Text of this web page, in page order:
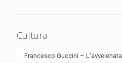
Cultura
Francesco Guccini – L’avvelenata